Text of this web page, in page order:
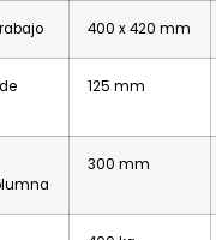
400 x 420 mm
125 mm
300 mm